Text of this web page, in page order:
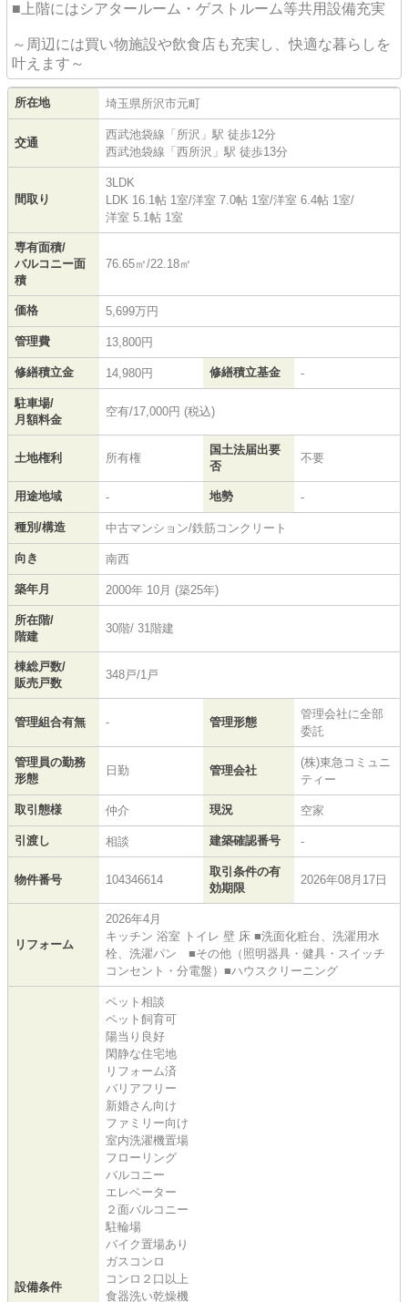
■上階にはシアタールーム・ゲストルーム等共用設備充実
～周辺には買い物施設や飲食店も充実し、快適な暮らしを
叶えます～
所在地 埼玉県所沢市元町
交通
西武池袋線 「 所沢 」駅 徒歩12分
西武池袋線 「 西所沢 」駅 徒歩13分
間取り
3LDK
LDK 16.1帖 1室/洋室 7.0帖 1室/洋室 6.4帖 1室/
洋室 5.1帖 1室
専有面積/
バルコニー面
積
76.65㎡/22.18㎡
価格 5,699万円
管理費 13,800円
修繕積立金 14,980円 修繕積立基金 -
駐車場/
月額料金
空有/17,000円 (税込)
土地権利 所有権
国土法届出要
否
不要
用途地域 - 地勢 -
種別/構造 中古マンション/鉄筋コンクリート
向き 南西
築年月 2000年 10月 (築25年)
所在階/
階建
30階/ 31階建
棟総戸数/
販売戸数
348戸/1戸
管理組合有無 - 管理形態
管理会社に全部
委託
管理員の勤務
形態
日勤 管理会社
(株)東急コミュニ
ティー
取引態様 仲介 現況 空家
引渡し 相談 建築確認番号 -
物件番号 104346614
取引条件の有
効期限
2026年08月17日
リフォーム
2026年4月
キッチン 浴室 トイレ 壁 床 ■洗面化粧台、洗濯用水
栓、洗濯パン ■その他（照明器具・健具・スイッチ
コンセント・分電盤）■ハウスクリーニング
設備条件
ペット相談
ペット飼育可
陽当り良好
閑静な住宅地
リフォーム済
バリアフリー
新婚さん向け
ファミリー向け
室内洗濯機置場
フローリング
バルコニー
エレベーター
２面バルコニー
駐輪場
バイク置場あり
ガスコンロ
コンロ２口以上
食器洗い乾燥機